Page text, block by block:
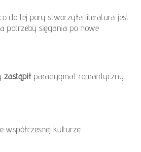
do tej pory stworzyła literatura jest
potrzeby sięgania po nowe
zastąpiłparadygmat romantyczny.
kulturze.